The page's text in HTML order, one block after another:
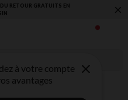
VOUS ALLEZ ADORER LA RENTRÉE !
×
à votre compte
avantages